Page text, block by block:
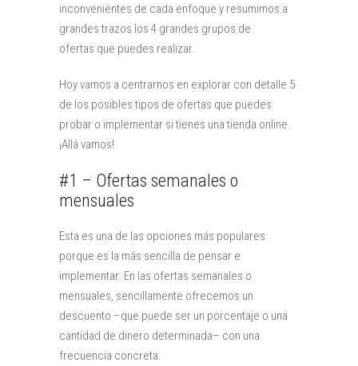
inconvenientes de cada enfoque y resumimos a
grandes trazos los 4 grandes grupos de
ofertas que puedes realizar.
Hoy vamos a centrarnos en explorar con detalle 5
de los posibles tipos de ofertas que puedes
probar o implementar si tienes una tienda online.
¡Allá vamos!
#1 – Ofertas semanales o
mensuales
Esta es una de las opciones más populares
porque es la más sencilla de pensar e
implementar. En las ofertas semanales o
mensuales, sencillamente ofrecemos un
descuento –que puede ser un porcentaje o una
cantidad de dinero determinada– con una
frecuencia concreta.